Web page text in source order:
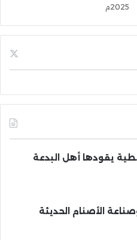
2025م
يقودها أهل البدعة
الأصنام الحديثة